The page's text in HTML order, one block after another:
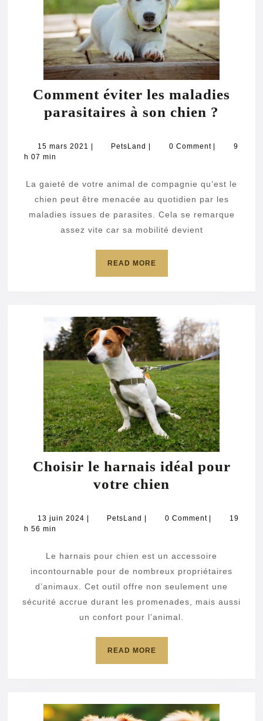
Comment éviter les maladies
parasitaires à son chien ?
les
à
son
15 mars 2021 15
| PetsLand PetsLand
| 0 Comment |
9
h 07 min
La gaieté de votre animal de compagnie qu’est le
chien peut être menacée au quotidien par les
maladies issues de parasites. Cela se remarque
assez vite car sa mobilité devient
READ MOREREAD
Choisir le harnais idéal pour
votre chien
harnais
pour
votre
chien
13 juin 2024 13
PetsLand PetsLand0 Comment
19
h 56 min
Le harnais pour chien est un accessoire
incontournable pour de nombreux propriétaires
d’animaux. Cet outil offre non seulement une
sécurité accrue durant les promenades, mais aussi
un confort pour l’animal.
READ MOREREAD